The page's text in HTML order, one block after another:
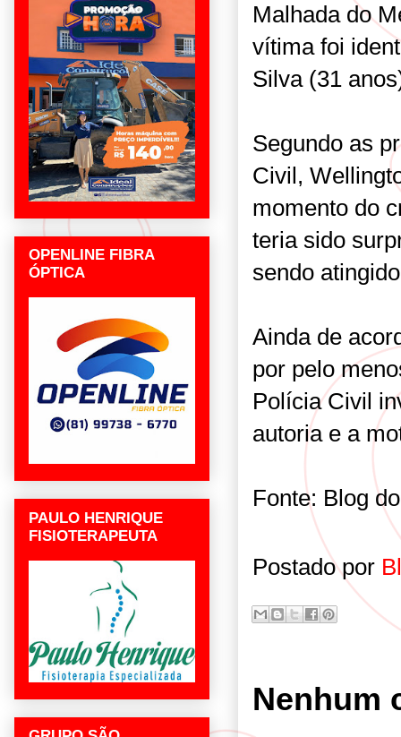
Malhada do
vítima foi
Silva (31
Segundo as
Civil,
momento do
teria sido
sendo
Ainda de
por pelo
Polícia Civil
autoria e a
Fonte: Blog
Postado por
Nenhum
OPENLINE FIBRA
ÓPTICA
PAULO HENRIQUE
FISIOTERAPEUTA